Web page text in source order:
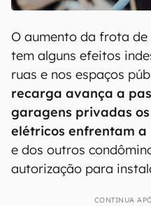
O aumento da frota
tem alguns efeitos
ruas e nos espaços
recarga avança a
garagens privadas
elétricos enfrentam a
e dos outros
autorização para
CONTINUA